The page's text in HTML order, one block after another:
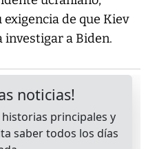
de que Kiev
investigar a Biden.